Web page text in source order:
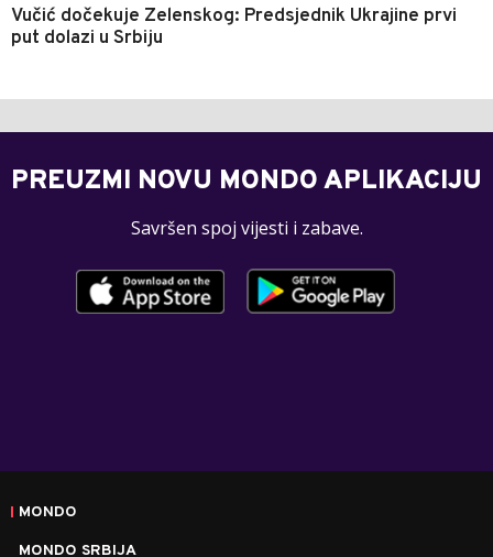
Vučić dočekuje Zelenskog: Predsjednik Ukrajine prvi
put dolazi u Srbiju
PREUZMI NOVU MONDO APLIKACIJU
Savršen spoj vijesti i zabave.
MONDO
MONDO SRBIJA